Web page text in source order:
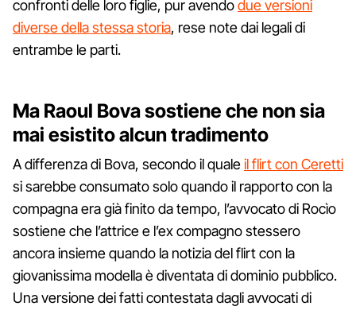
confronti delle loro figlie, pur avendodue versioni
diverse della stessa storia, rese note dai legali di
entrambe le parti.
Ma Raoul Bova sostiene che non sia
mai esistito alcun tradimento
A differenza di Bova, secondo il qualeil flirt con Ceretti
si sarebbe consumato solo quando il rapporto con la
compagna era già finito da tempo, l’avvocato di Rocìo
sostiene che l’attrice e l’ex compagno stessero
ancora insieme quando la notizia del flirt con la
giovanissima modella è diventata di dominio pubblico.
Una versione dei fatti contestata dagli avvocati di